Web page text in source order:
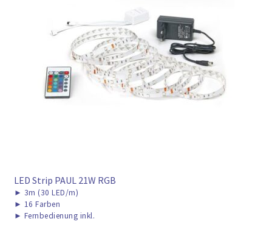
LED Strip PAUL 21W RGB
► 3m (30 LED/m)
► 16 Farben
► Fernbedienung inkl.